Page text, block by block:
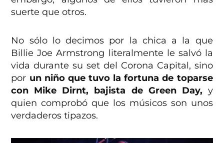
suerte que otros.
No sólo lo decimos por la chica a la que
Billie Joe Armstrong literalmente le salvó la
vida durante su set del Corona Capital, sino
por un niño que tuvo la fortuna de toparse
con Mike Dirnt, bajista de Green Day, y
quien comprobó que los músicos son unos
verdaderos tipazos.